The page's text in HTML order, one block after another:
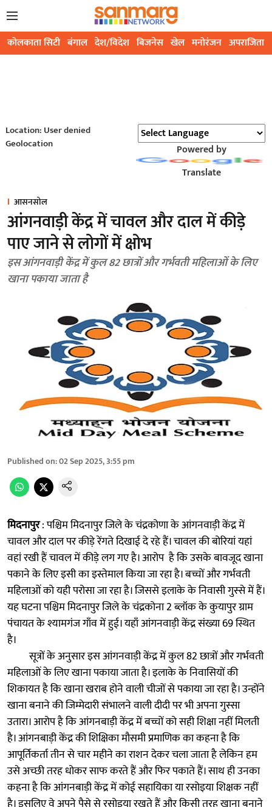
कोलकाता सिटी बंगाल देश/विदेश बिजनेस खेल मनोरंजन अपराजिता
Location: User denied
Geolocation
Powered by
Translate
आसनसोल
आंगनवाड़ी केंद्र में चावल और दाल में कीड़े
पाए जाने से लोगों में क्षोभ
इस आंगनवाड़ी केंद्र में कुल 82 छात्रों और गर्भवती महिलाओं के लिए
खाना पकाया जाता है
Published on:02 Sep 2025, 3:55 pm
मिदनापुर: पश्चिम मिदनापुर जिले के चंद्रकोणा के आंगनवाड़ी केंद्र में
चावल और दाल पर कीड़े रेंगते दिखाई दे रहे हैं। चावल की बोरियां यहां
वहां रखी हैं चावल में कीड़े लग गए है। आरोप है कि उसके बावजूद खाना
पकाने के लिए इसी का इस्तेमाल किया जा रहा है। बच्चों और गर्भवती
महिलाओं को यही परोसा जा रहा है। जिससे इलाके के निवासी गुस्से में हैं।
यह घटना पश्चिम मिदनापुर जिले के चंद्रकोना 2 ब्लॉक के कुयापुर ग्राम
पंचायत के श्यामगंज गाँव में हुई। यहाँ आंगनवाड़ी केंद्र संख्या 69 स्थित
है।
सूत्रों के अनुसार इस आंगनवाड़ी केंद्र में कुल 82 छात्रों और गर्भवती
महिलाओं के लिए खाना पकाया जाता है। इलाके के निवासियों की
शिकायत है कि खाना खराब होने वाली चीजों से पकाया जा रहा है। उन्होंने
खाना बनाने की जिम्मेदारी संभालने वाली दीदी पर भी अपना गुस्सा
उतारा। आरोप है कि आंगनबाड़ी केंद्र में बच्चों को सही शिक्षा नहीं मिलती
है। आंगनबाड़ी केंद्र की शिक्षिका मौसमी प्रमाणिक का कहना है कि
आपूर्तिकर्ता तीन से चार महीने का राशन देकर चला जाता है लेकिन हम
उसे अच्छी तरह धोकर साफ करते हैं और फिर पकाते हैं। साथ ही उनका
कहना है कि आंगनबाड़ी केंद्र में कोई सहायिका या रसोइया शिक्षक नहीं